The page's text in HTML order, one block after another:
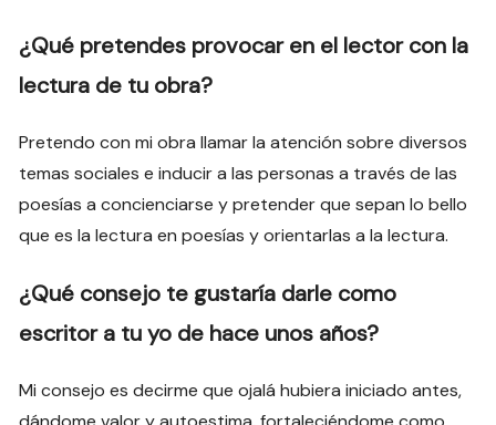
¿Qué pretendes provocar en el lector con la
lectura de tu obra?
Pretendo con mi obra llamar la atención sobre diversos
temas sociales e inducir a las personas a través de las
poesías a concienciarse y pretender que sepan lo bello
que es la lectura en poesías y orientarlas a la lectura.
¿Qué consejo te gustaría darle como
escritor a tu yo de hace unos años?
Mi consejo es decirme que ojalá hubiera iniciado antes,